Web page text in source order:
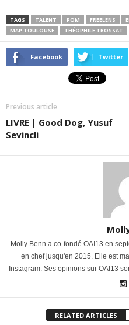
TAGS TALENT POM FREELENS
MAP TOULOUSE
THÉOPHILE TROSSAT
Facebook Twitter
Previous article
LIVRE | Good Dog, Yusuf
Sevincli
Molly Benn a co-fondé OAI13 en
en chef jusqu'en 2015. Elle est
Instagram. Ses opinions sur OAI13
RELATED ARTICLES